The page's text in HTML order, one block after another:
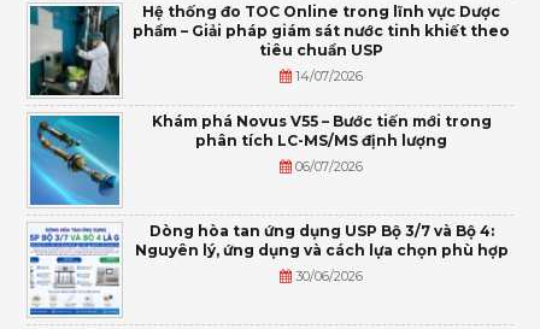
Hệ thống đo TOC Online trong lĩnh vực Dược
phẩm – Giải pháp giám sát nước tinh khiết theo
tiêu chuẩn USP
14/07/2026
Khám phá Novus V55 – Bước tiến mới trong
phân tích LC-MS/MS định lượng
06/07/2026
Dòng hòa tan ứng dụng USP Bộ 3/7 và Bộ 4:
Nguyên lý, ứng dụng và cách lựa chọn phù hợp
30/06/2026